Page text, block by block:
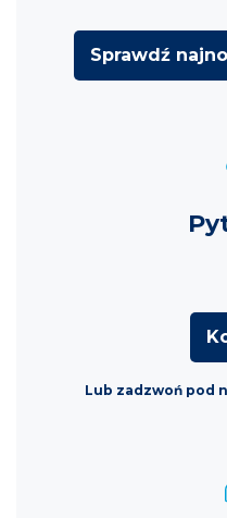
Sprawdź
Lub zadzwoń pod